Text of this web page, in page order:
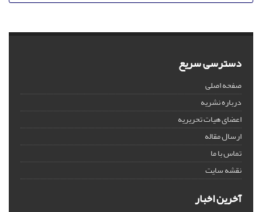
دسترسی سریع
صفحه اصلی
درباره نشریه
اعضای هیات تحریریه
ارسال مقاله
تماس با ما
نقشه سایت
آخرین اخبار